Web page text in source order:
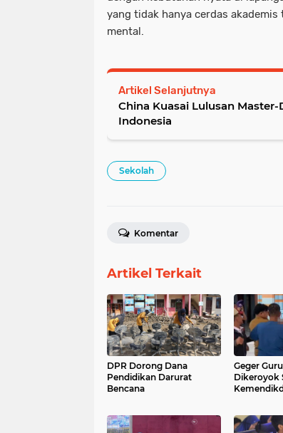
yang tidak hanya cerdas
mental.
Artikel Selanjutnya
China Kuasai Lulusan
Indonesia
Sekolah
Komentar
Artikel Terkait
DPR Dorong Dana
Pendidikan Darurat
Bencana
Geger
Dikeroyok